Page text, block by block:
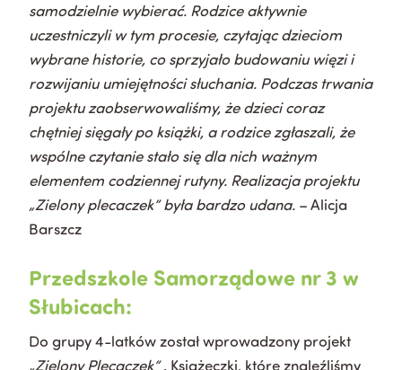
samodzielnie wybierać. Rodzice aktywnie
uczestniczyli w tym procesie, czytając dzieciom
wybrane historie, co sprzyjało budowaniu więzi i
rozwijaniu umiejętności słuchania. Podczas trwania
projektu zaobserwowaliśmy, że dzieci coraz
chętniej sięgały po książki, a rodzice zgłaszali, że
wspólne czytanie stało się dla nich ważnym
elementem codziennej rutyny. Realizacja projektu
„Zielony plecaczek” była bardzo udana. – Alicja
Barszcz
Przedszkole Samorządowe nr 3 w
Słubicach:
Do grupy 4-latków został wprowadzony projekt
„Zielony Plecaczek”. Książeczki, które znaleźliśmy